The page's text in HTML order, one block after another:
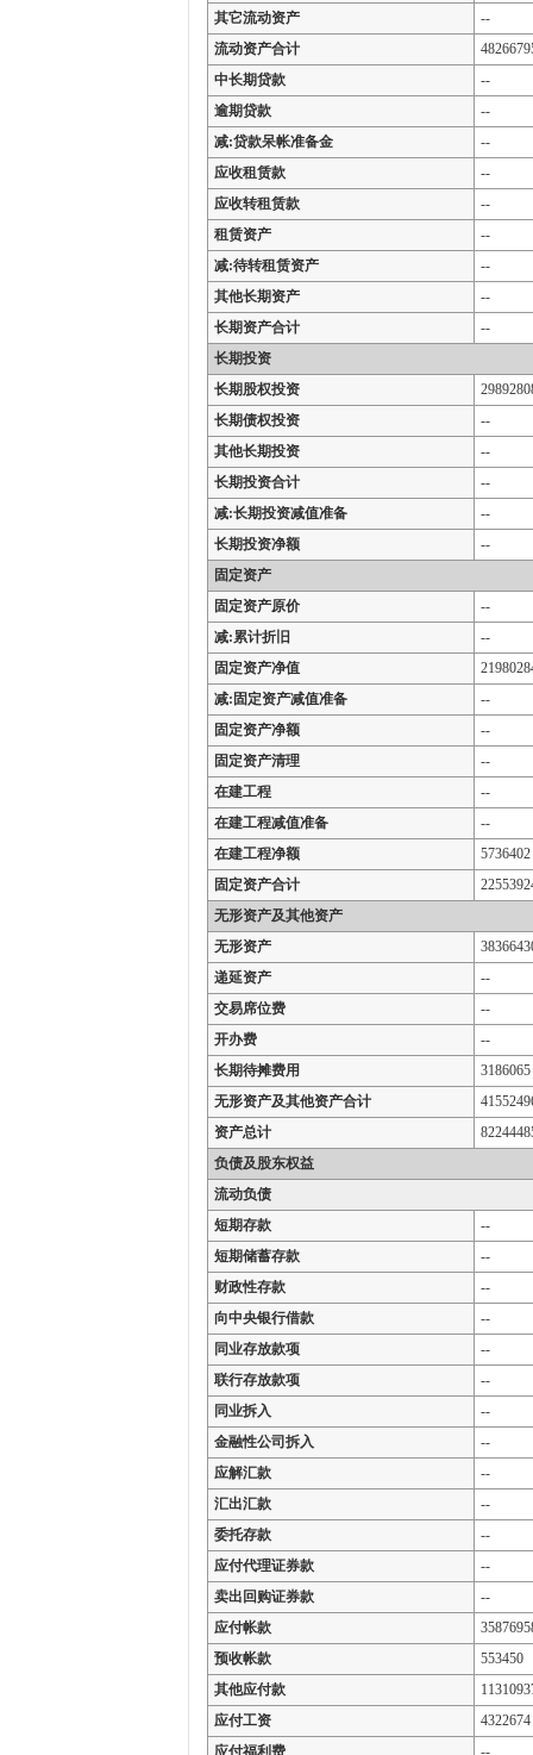
其它流动资产
--
流动资产合计
中长期贷款
--
逾期贷款
--
减:贷款呆帐准备金
--
应收租赁款
--
应收转租赁款
--
租赁资产
--
减:待转租赁资产
--
其他长期资产
--
长期资产合计
--
长期投资
长期股权投资
长期债权投资
--
其他长期投资
--
长期投资合计
--
减:长期投资减值准备
--
长期投资净额
--
固定资产
固定资产原价
--
减:累计折旧
--
固定资产净值
减:固定资产减值准备
--
固定资产净额
--
固定资产清理
--
在建工程
--
在建工程减值准备
--
在建工程净额
5736402
固定资产合计
无形资产及其他资产
无形资产
递延资产
--
交易席位费
--
开办费
--
长期待摊费用
3186065
无形资产及其他资产合计
资产总计
负债及股东权益
流动负债
短期存款
--
短期储蓄存款
--
财政性存款
--
向中央银行借款
--
同业存放款项
--
联行存放款项
--
同业拆入
--
金融性公司拆入
--
应解汇款
--
汇出汇款
--
委托存款
--
应付代理证券款
--
卖出回购证券款
--
应付帐款
预收帐款
553450
其他应付款
应付工资
4322674
应付福利费
--